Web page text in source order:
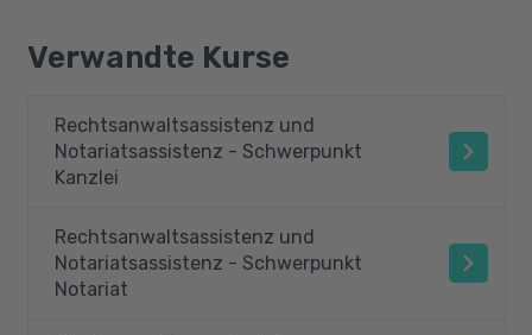
Verwandte Kurse
Rechtsanwaltsassistenz und
Notariatsassistenz - Schwerpunkt
Kanzlei
Rechtsanwaltsassistenz und
Notariatsassistenz - Schwerpunkt
Notariat